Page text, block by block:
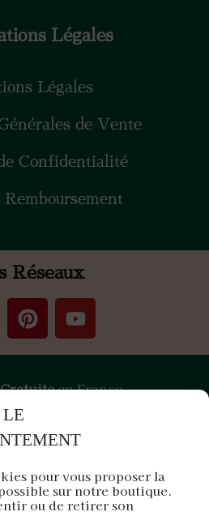
LE
pour vous proposer la
sur notre boutique.
ou de retirer son
Légales
Légales
de Vente
Confidentialité
Réseaux
en France
entreprise française